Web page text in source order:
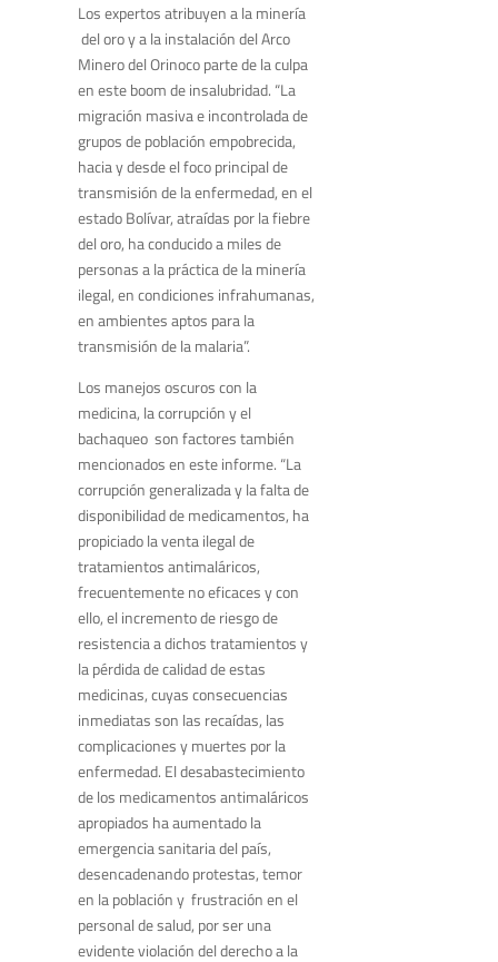
Los expertos atribuyen a la minería
del oro y a la instalación del Arco
Minero del Orinoco parte de la culpa
en este boom de insalubridad. “La
migración masiva e incontrolada de
grupos de población empobrecida,
hacia y desde el foco principal de
transmisión de la enfermedad, en el
estado Bolívar, atraídas por la fiebre
del oro, ha conducido a miles de
personas a la práctica de la minería
ilegal, en condiciones infrahumanas,
en ambientes aptos para la
transmisión de la malaria”.
Los manejos oscuros con la
medicina, la corrupción y el
bachaqueo son factores también
mencionados en este informe. “La
corrupción generalizada y la falta de
disponibilidad de medicamentos, ha
propiciado la venta ilegal de
tratamientos antimaláricos,
frecuentemente no eficaces y con
ello, el incremento de riesgo de
resistencia a dichos tratamientos y
la pérdida de calidad de estas
medicinas, cuyas consecuencias
inmediatas son las recaídas, las
complicaciones y muertes por la
enfermedad. El desabastecimiento
de los medicamentos antimaláricos
apropiados ha aumentado la
emergencia sanitaria del país,
desencadenando protestas, temor
en la población y frustración en el
personal de salud, por ser una
evidente violación del derecho a la